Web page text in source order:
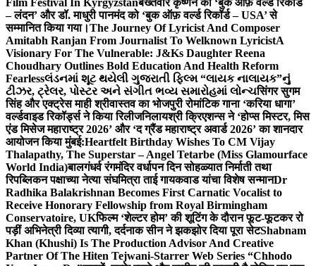
Film Festival In Kyrgyzstanबख्तवार कृष्णन को ‘बुक ऑफ़ वर्ल्ड रिकॉर्ड
– लंदन’ और डॉ. माधुरी पानमंद को ‘बुक ऑफ़ वर्ल्ड रिकॉर्ड – USA’ से
सम्मानित किया गया।The Journey Of Lyricist And Composer
Amitabh Ranjan From Journalist To Welknown LyricistA
Visionary For The Vulnerable: J&Ks Daughter Reena
Choudhary Outlines Bold Education And Health Reform
Fearlessલંડનમાં શૂટ થયેલી ગુજરાતી ફિલ્મ “લાયક નાલાયક”નું
ટીઝર, ટ્રેલર, પોસ્ટર અને સંગીત ભવ્ય સમારોહમાં લોન્ચसिंगर सुगम
सिंह और एक्ट्रेस माही श्रीवास्तव का भोजपुरी रोमांटिक गाना ‘करिया धागा’
वर्ल्डवाइड रिकॉर्ड्स ने किया रिलीजनिलायश्री क्रिएशन्स ने ‘होप्स मिस्टर, मिस
एंड मिसेज महाराष्ट्र 2026’ और ‘द ग्रैंड महाराष्ट्र अवार्ड 2026’ का शानदार
आयोजन किया मुंबई:Heartfelt Birthday Wishes To CM Vijay
Thalapathy, The Superstar – Angel Tetarbe (Miss Glamourface
World India)बालगंधर्व रंगमंदिर वर्धापन दिन सोहळ्यात निर्माती तथा
रिपब्लिकन पक्षाच्या नेत्या संघमित्रा ताई गायकवाड यांचा विशेष सन्मानDr
Radhika Balakrishnan Becomes First Carnatic Vocalist to
Receive Honorary Fellowship from Royal Birmingham
Conservatoire, UKफिल्म ‘शेल्टर होम’ की शूटिंग के दौरान फूट-फूटकर रो
पड़ीं अभिनेत्री दिव्या त्यागी, दर्दनाक सीन ने झकझोर दिया पूरा सेटShabnam
Khan (Khushi) Is The Production Advisor And Creative
Partner Of The Hiten Tejwani-Starrer Web Series “Chhodo